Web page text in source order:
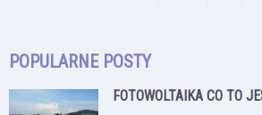
POPULARNE POSTY
FOTOWOLTAIKA CO TO